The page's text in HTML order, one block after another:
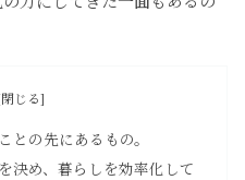
との先にあるもの。
決め、暮らしを効率化して